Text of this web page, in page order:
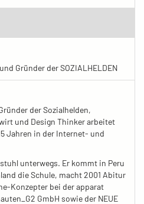
Gründer der SOZIALHELDEN
der Sozialhelden,
und Design Thinker arbeitet
Jahren in der Internet- und
unterwegs. Er kommt in Peru
die Schule, macht 2001 Abitur
Konzepter bei der apparat
GmbH sowie der NEUE